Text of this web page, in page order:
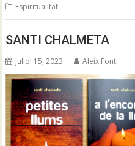
Espiritualitat
SANTI CHALMETA
juliol 15, 2023 Aleix Font